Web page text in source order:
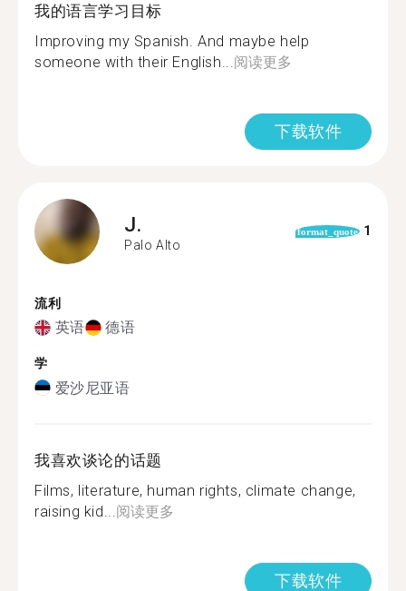
我的语言学习目标
Improving my Spanish. And maybe help
someone with their English... 阅读更多
下载软件
J.
Palo Alto
format_quote 1
流利
英语 德语
学
爱沙尼亚语
我喜欢谈论的话题
Films, literature, human rights, climate change,
raising kid... 阅读更多
下载软件